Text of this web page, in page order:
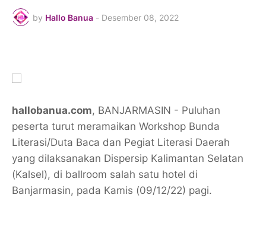
by Hallo Banua - Desember 08, 2022
hallobanua.com, BANJARMASIN - Puluhan
peserta turut meramaikan Workshop Bunda
Literasi/Duta Baca dan Pegiat Literasi Daerah
yang dilaksanakan Dispersip Kalimantan Selatan
(Kalsel), di ballroom salah satu hotel di
Banjarmasin, pada Kamis (09/12/22) pagi.